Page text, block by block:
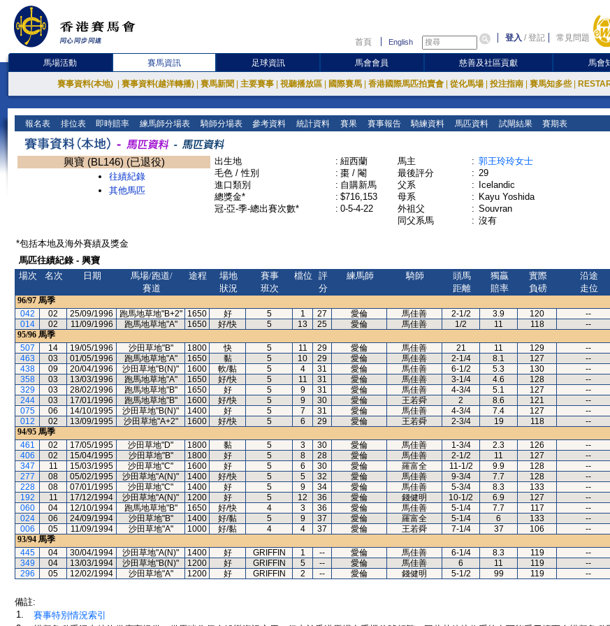
首頁 English 登入 /登記 常見問題
馬場活動 賽馬資訊 足球資訊 馬會會員 慈善及社區貢獻 馬會
賽事資料(本地) 賽事資料(越洋轉播) 賽馬新聞 主要賽事 視聽播放區 國際賽馬 香港國際馬匹拍賣會 從化馬場 投注指南 賽馬知多些
報名表 排位表 即時賠率 練馬師分場表 騎師分場表 參考資料 統計資料 賽果 賽事報告 騎練資料 馬匹資料 試閘結果 賽期表
興寶 (BL146) (已退役)
往績紀錄
其他馬匹
出生地 : 紐西蘭
毛色 / 性別
: 棗 / 閹
進口類別
: 自購新馬
總獎金*
: $716,153
冠-亞-季-總出賽次數*
: 0-5-4-22
馬主 : 郭王玲玲女士
最後評分
: 29
父系
:
Icelandic
母系
: Kayu Yoshida
外祖父
: Souvran
同父系馬
: 沒有
*包括本地及海外賽績及獎金
馬匹往績紀錄 - 興寶
場次
名次 日期
馬場/跑道/
賽道
途程
場地
狀況
賽事
班次
檔位
評
分
練馬師 騎師
頭馬
距離
獨贏
賠率
實際
負磅
沿途
走位
96/97 馬季
042
02 25/09/1996 跑馬地草地"B+2" 1650 好 5 1 27 愛倫 馬佳善 2-1/2 3.9 120 --
014
02 11/09/1996 跑馬地草地"A" 1650 好/快 5 13 25 愛倫 馬佳善 1/2 11 118 --
95/96 馬季
507
14 19/05/1996 沙田草地"B" 1800 快 5 11 29 愛倫 馬佳善 21 11 129 --
463
03 01/05/1996 跑馬地草地"A" 1650 黏 5 10 29 愛倫 馬佳善 2-1/4 8.1 127 --
438
09 20/04/1996 沙田草地"B(N)" 1600 軟/黏 5 4 31 愛倫 馬佳善 6-1/2 5.3 130 --
358
03 13/03/1996 跑馬地草地"A" 1650 好/快 5 11 31 愛倫 馬佳善 3-1/4 4.6 128 --
329
03 28/02/1996 跑馬地草地"B" 1650 好 5 9 31 愛倫 馬佳善 4-3/4 5.1 127 --
244
03 17/01/1996 跑馬地草地"B" 1600 好/快 5 9 30 愛倫 王若舜 2 8.6 121 --
075
06 14/10/1995 沙田草地"B(N)" 1400 好 5 7 31 愛倫 馬佳善 4-3/4 7.4 127 --
012
02 13/09/1995 沙田草地"A+2" 1600 好/快 5 6 29 愛倫 王若舜 2-3/4 19 118 --
94/95 馬季
461
02 17/05/1995 沙田草地"D" 1800 黏 5 3 30 愛倫 馬佳善 1-3/4 2.3 126 --
406
02 15/04/1995 沙田草地"B" 1800 好 5 8 28 愛倫 馬佳善 2-1/2 11 127 --
347
11 15/03/1995 沙田草地"C" 1600 好 5 6 30 愛倫 羅富全 11-1/2 9.9 128 --
277
08 05/02/1995 沙田草地"A(N)" 1400 好/快 5 5 32 愛倫 馬佳善 9-3/4 7.7 128 --
228
08 07/01/1995 沙田草地"C" 1400 好 5 9 34 愛倫 馬佳善 5-3/4 8.3 133 --
192
11 17/12/1994 沙田草地"A(N)" 1200 好 5 12 36 愛倫 錢健明 10-1/2 6.9 127 --
060
04 12/10/1994 跑馬地草地"B" 1650 好/快 4 3 36 愛倫 馬佳善 5-1/4 7.7 117 --
024
06 24/09/1994 沙田草地"B" 1400 好/黏 5 9 37 愛倫 羅富全 5-1/4 6 133 --
006
05 11/09/1994 沙田草地"A" 1000 好/黏 4 4 37 愛倫 王若舜 7-1/4 37 106 --
93/94 馬季
445
04 30/04/1994 沙田草地"A(N)" 1400 好 GRIFFIN 1 -- 愛倫 馬佳善 6-1/4 8.3 119 --
349
04 13/03/1994 沙田草地"B(N)" 1200 好 GRIFFIN 5 -- 愛倫 馬佳善 6 11 119 --
296
05 12/02/1994 沙田草地"A" 1200 好 GRIFFIN 2 -- 愛倫 錢健明 5-1/2 99 119 --
備註:
1.
賽事特別情況索引